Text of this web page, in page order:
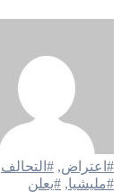
#اعتراض, #التحالف
#مليشيا, #يعلن